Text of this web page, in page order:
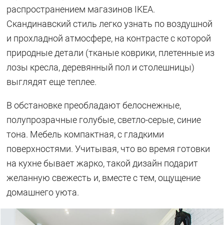
распространением магазинов IKEA.
Скандинавский стиль легко узнать по воздушной
и прохладной атмосфере, на контрасте с которой
природные детали (тканые коврики, плетенные из
лозы кресла, деревянный пол и столешницы)
выглядят еще теплее.
В обстановке преобладают белоснежные,
полупрозрачные голубые, светло-серые, синие
тона. Мебель компактная, с гладкими
поверхностями. Учитывая, что во время готовки
на кухне бывает жарко, такой дизайн подарит
желанную свежесть и, вместе с тем, ощущение
домашнего уюта.